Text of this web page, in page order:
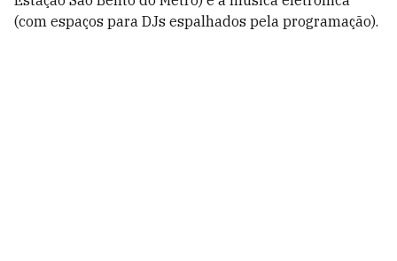
(com espaços para DJs espalhados pela programação).